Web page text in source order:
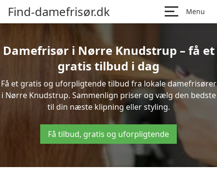
Find-damefrisør.dk Menu
Damefrisør i Nørre Knudstrup – få et
gratis tilbud i dag
Få et gratis og uforpligtende tilbud fra lokale damefrisører
i Nørre Knudstrup. Sammenlign priser og vælg den bedste
til din næste klipning eller styling.
Få tilbud, gratis og uforpligtende